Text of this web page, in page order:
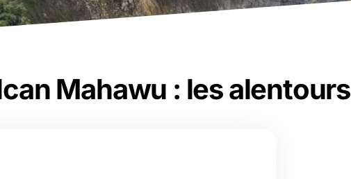
Mahawu : les alentours